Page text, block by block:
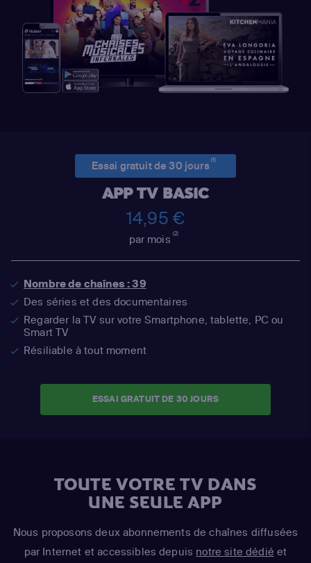
Essai gratuit de 30 jours(1)
APP TV BASIC
14,95 €
par mois(2)
Nombre de chaînes : 39
Des séries et des documentaires
Regarder la TV sur votre Smartphone, tablette, PC ou
Smart TV
Résiliable à tout moment
ESSAI GRATUIT DE 30 JOURS
TOUTE VOTRE TV DANS
UNE SEULE APP
Nous proposons deux abonnements de chaînes diffusées
par Internet et accessibles depuis notre site dédié et